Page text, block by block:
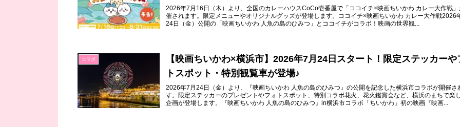
2026年7月16日（木）より、全国のカレーハウスCoCo壱番屋で「ココイチ×映画ちいかわ カレー大作戦
催されます。限定メニューやオリジナルグッズが登場します。ココイチ×映画ちいかわ カレー大作戦2026
24日（金）公開の「映画ちいかわ 人魚の島のひみつ」とココイチがコラボ！映画の世界観...
コラボ
【映画ちいかわ×横浜市】2026年7月24日スタート！限定ステッカーや
トスポット・特別観覧車が登場♪
2026年7月24日（金）より、『映画ちいかわ 人魚の島のひみつ』の公開を記念した横浜市コラボが開催さ
す。限定ステッカーのプレゼントやフォトスポット、特別コラボ花火、花火鑑賞会など、横浜のまちで楽
企画が登場します。『映画ちいかわ 人魚の島のひみつ』in横浜市コラボ「ちいかわ」初の映画『映画...